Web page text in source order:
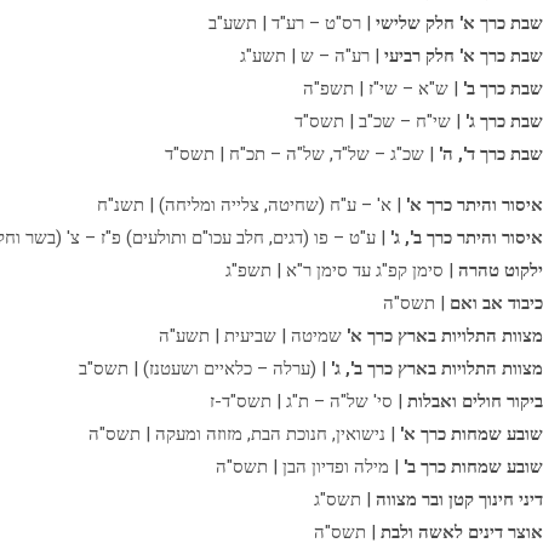
שבת כרך א' חלק שלישי | רס"ט – רע"ד | תשע"ב
שבת כרך א' חלק רביעי | רע"ה – ש | תשע"ג
שבת כרך ב' | ש"א – שי"ז | תשפ"ה
שבת כרך ג' | שי"ח – שכ"ב | תשס"ד
שבת כרך ד', ה' | שכ"ג – של"ד, של"ה – תכ"ח | תשס"ד
איסור והיתר כרך א' | א' – ע"ח (שחיטה, צלייה ומליחה) | תשנ"ח
איסור והיתר כרך ב', ג' | ע"ט – פו (דגים, חלב עכו"ם ותולעים) פ"ז – צ' (בשר
ילקוט טהרה | סימן קפ"ג עד סימן ר"א | תשפ"ג
כיבוד אב ואם | תשס"ה
מצוות התלויות בארץ כרך א' שמיטה | שביעית | תשע"ה
מצוות התלויות בארץ כרך ב', ג' | (ערלה – כלאיים ושעטנז) | תשס"ב
ביקור חולים ואבלות | סי' של"ה – ת"ג | תשס"ד-ז
שובע שמחות כרך א' | נישואין, חנוכת הבת, מזוזה ומעקה | תשס"ה
שובע שמחות כרך ב' | מילה ופדיון הבן | תשס"ה
דיני חינוך קטן ובר מצווה | תשס"ג
אוצר דינים לאשה ולבת | תשס"ה